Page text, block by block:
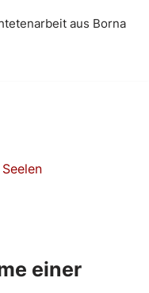
aus Borna
einer